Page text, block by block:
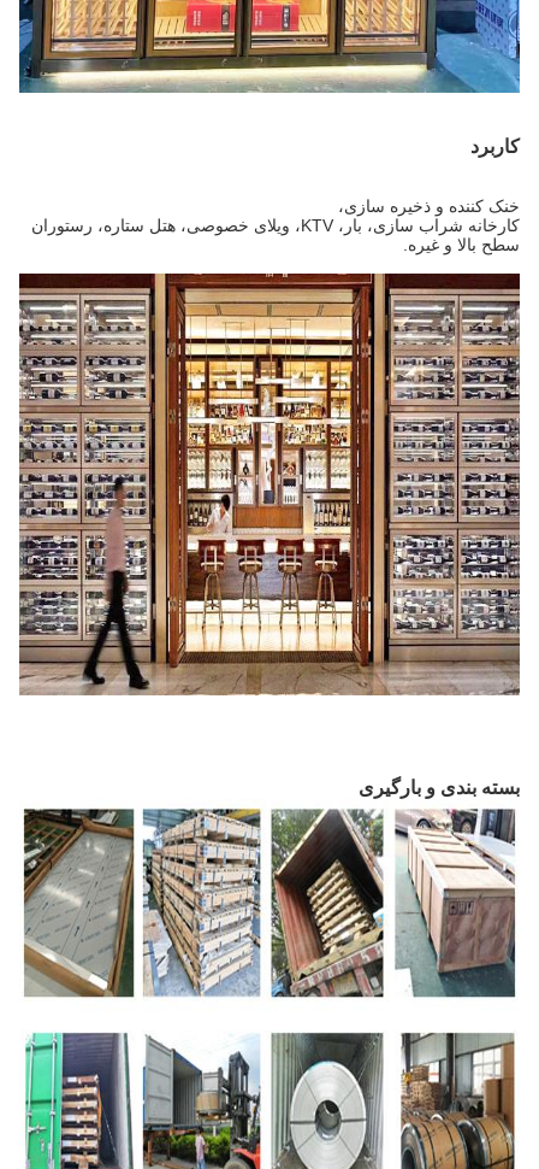
کاربرد
خنک کننده و ذخیره سازی،
کارخانه شراب سازی، بار، KTV، ویلای خصوصی، هتل ستاره، رستوران
سطح بالا و غیره.
بسته بندی و بارگیری